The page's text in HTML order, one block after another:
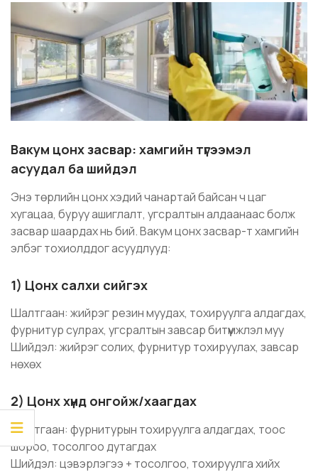
Вакум цонх засвар: хамгийн түгээмэл
асуудал ба шийдэл
Энэ төрлийн цонх хэдий чанартай байсан ч цаг
хугацаа, буруу ашиглалт, угсралтын алдаанаас болж
засвар шаардах нь бий. Вакум цонх засвар-т хамгийн
элбэг тохиолддог асуудлууд:
1) Цонх салхи сийгэх
Шалтгаан: жийрэг резин муудах, тохируулга алдагдах,
фурнитур сулрах, угсралтын завсар битүүмжлэл муу
Шийдэл: жийрэг солих, фурнитур тохируулах, завсар
нөхөх
2) Цонх хүнд онгойж/хаагдах
Шалтгаан: фурнитурын тохируулга алдагдах, тоос
шороо, тосолгоо дутагдах
Шийдэл: цэвэрлэгээ + тосолгоо, тохируулга хийх